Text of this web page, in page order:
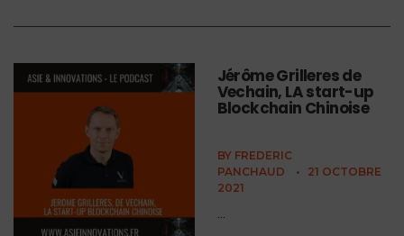
Jérôme Grilleres de
Vechain, LA start-up
Blockchain Chinoise
BY FREDERIC
PANCHAUD
•
21 OCTOBRE
2021
...